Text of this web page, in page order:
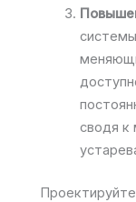
сводя к